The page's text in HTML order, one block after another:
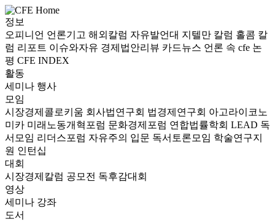
정보
오피니언 언론기고 해외칼럼 자유발언대 지텔만 칼럼 홀콤 칼
럼 리포트 이슈와자유 경제법안리뷰 카드뉴스 언론 속 cfe 논
평 CFE INDEX
활동
세미나 행사
모임
시장경제콜로키움 회사법연구회 법경제연구회 아고라이코노
미카 미래노동개혁포럼 문화경제포럼 연합법률학회 LEAD 독
서모임 리더스포럼 자유주의 입문 독서토론모임 학술연구지
원 인턴십
대회
시장경제칼럼 공모전 독후감대회
영상
세미나 강좌
도서